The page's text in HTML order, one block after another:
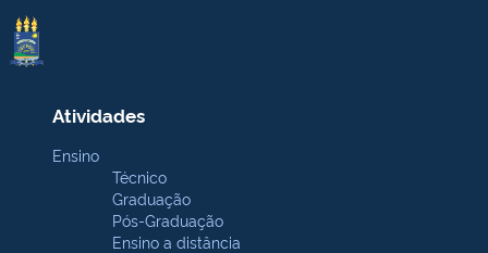
Atividades
Ensino
Técnico
Graduação
Pós-Graduação
Ensino a distância